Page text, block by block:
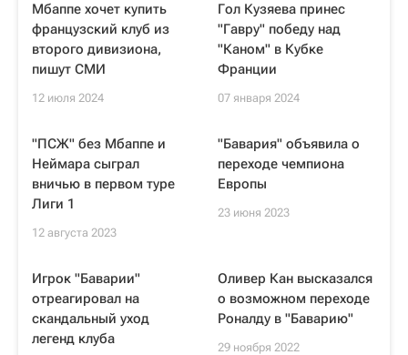
Мбаппе хочет купить
французский клуб из
второго дивизиона,
пишут СМИ
12 июля 2024
Гол Кузяева принес
"Гавру" победу над
"Каном" в Кубке
Франции
07 января 2024
"ПСЖ" без Мбаппе и
Неймара сыграл
вничью в первом туре
Лиги 1
12 августа 2023
"Бавария" объявила о
переходе чемпиона
Европы
23 июня 2023
Игрок "Баварии"
отреагировал на
скандальный уход
легенд клуба
Оливер Кан высказался
о возможном переходе
Роналду в "Баварию"
29 ноября 2022